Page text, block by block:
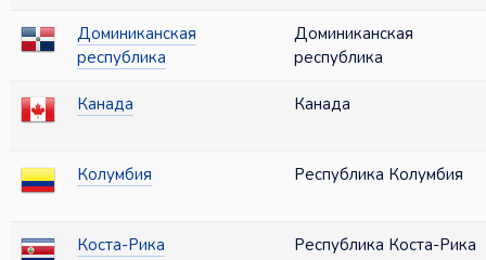
Доминиканская
республика
Доминиканская
республика
Канада Канада
Колумбия Республика Колумбия
Коста-Рика Республика Коста-Рика